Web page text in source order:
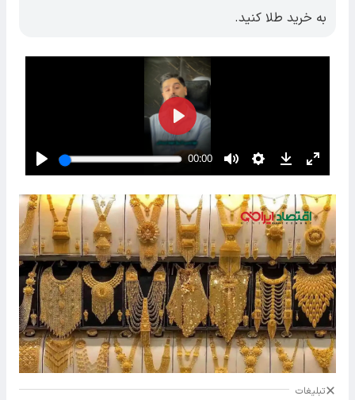
به خرید طلا کنید.
تبلیغات